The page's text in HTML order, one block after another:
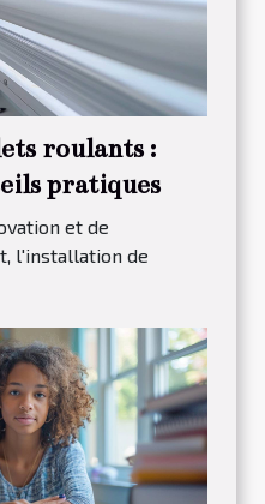
roulants :
pratiques
et de
l'installation de